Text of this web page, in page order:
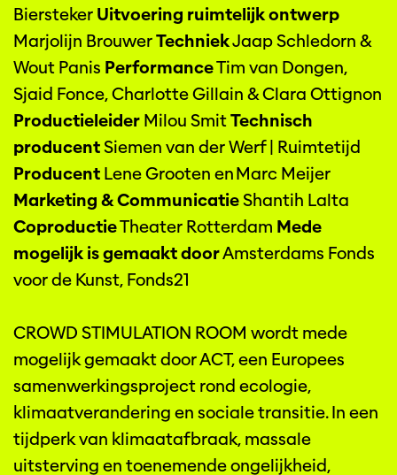
Biersteker Uitvoering ruimtelijk ontwerp
Marjolijn BrouwerTechniekJaap Schledorn &
Wout Panis PerformanceTim van Dongen,
Sjaid Fonce, Charlotte Gillain & Clara Ottignon
Productieleider Milou SmitTechnisch
producentSiemen van der Werf | Ruimtetijd
Producent Lene Grooten en Marc Meijer
Marketing & CommunicatieShantih Lalta
CoproductieTheater Rotterdam Mede
mogelijk is gemaakt doorAmsterdams Fonds
voor de Kunst, Fonds21
CROWD STIMULATION ROOM wordt mede
mogelijk gemaakt door ACT, een Europees
samenwerkingsproject rond ecologie,
klimaatverandering en sociale transitie. In een
tijdperk van klimaatafbraak, massale
uitsterving en toenemende ongelijkheid,